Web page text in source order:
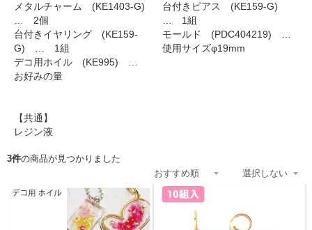
メタルチャーム (KE1403-G)
… 2個
台付きイヤリング (KE159-
G) … 1組
デコ用ホイル (KE995) …
お好みの量
【共通】
レジン液
台付きピアス (KE159-G)
… 1組
モールド (PDC404219) …
使用サイズφ19mm
3件の商品が見つかりました